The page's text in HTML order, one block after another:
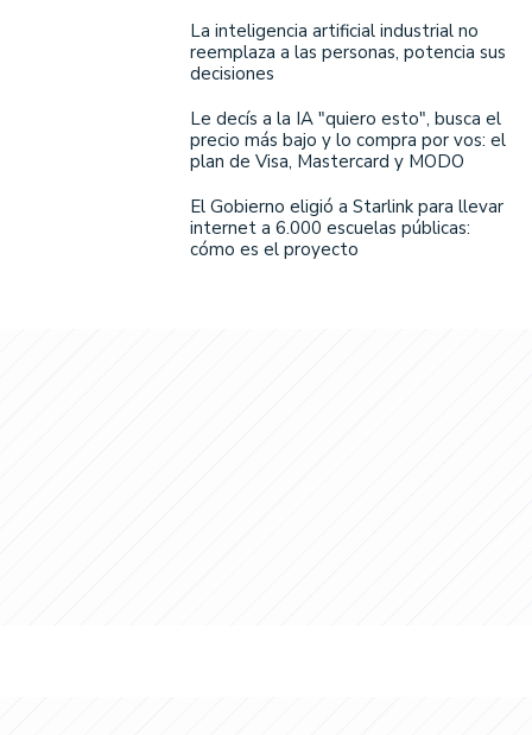
La inteligencia artificial industrial no
reemplaza a las personas, potencia sus
decisiones
Le decís a la IA "quiero esto", busca el
precio más bajo y lo compra por vos: el
plan de Visa, Mastercard y MODO
El Gobierno eligió a Starlink para llevar
internet a 6.000 escuelas públicas:
cómo es el proyecto